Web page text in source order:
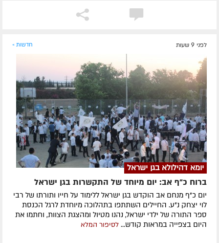
לפני 9 שעות חדשות »
יומא דהילולא בגן ישראל
ברוח כ"ף אב: יום מיוחד של התקשרות בגן ישראל
יום כ"ף מנחם אב הוקדש בגן ישראל ללימוד על חייו ותורתו של רבי
לוי יצחק נ"ע. החיילים השתתפו בתהלוכה מיוחדת לרגל הכנסת
ספר התורה של ילדי ישראל, נהנו מטיול ומהצגת הצוות, וחתמו את
היום בצפייה במראות קודש... לסיפור המלא